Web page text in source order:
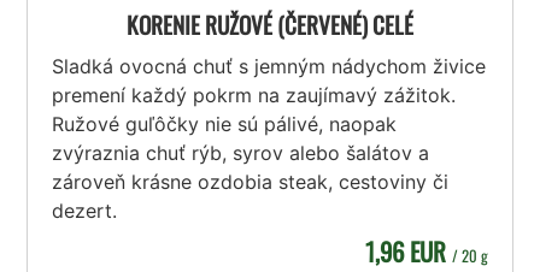
KORENIE RUŽOVÉ (ČERVENÉ) CELÉ
Sladká ovocná chuť s jemným nádychom živice
premení každý pokrm na zaujímavý zážitok.
Ružové guľôčky nie sú pálivé, naopak
zvýraznia chuť rýb, syrov alebo šalátov a
zároveň krásne ozdobia steak, cestoviny či
dezert.
1,96 EUR / 20 g